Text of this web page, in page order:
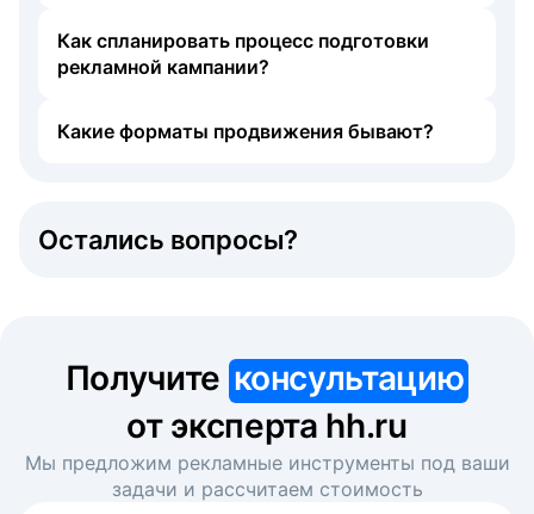
Как спланировать процесс подготовки
рекламной кампании?
Какие форматы продвижения бывают?
Остались вопросы?
Получите консультацию
от эксперта hh.ru
Мы предложим рекламные инструменты под ваши
задачи и рассчитаем стоимость